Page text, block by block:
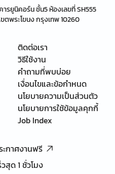
ารยูนิคอร์น ชั้น5 ห้องเลขที่ SH555
พระโขนง กรุงเทพ 10260
ติดต่อเรา
วิธีใช้งาน
คำถามที่พบบ่อย
เงื่อนไขและข้อกำหนด
นโยบายความเป็นส่วนตัว
นโยบายการใช้ข้อมูลคุกกี้
Job Index
ะกาศงานฟรี
สุด 1 ชั่วโมง